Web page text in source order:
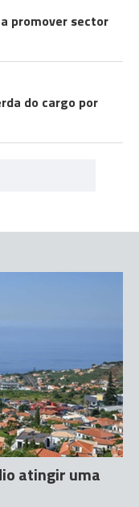
promover sector
do cargo por
atingir uma